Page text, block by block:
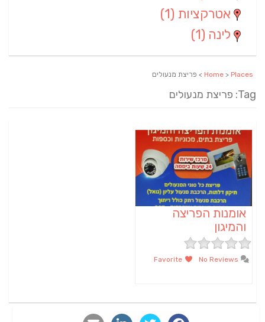
אטרקציות (1)
לינה (1)
Home > Places > פריצת מנעולים
Tag: פריצת מנעולים
אומנות הפריצה
והמיגון